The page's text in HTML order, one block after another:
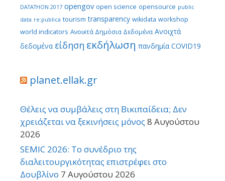
DATATHON 2017 opengov open science opensource public
data re:publica tourism transparency wikidata workshop
world indicators Ανοικτά Δημόσια Δεδομένα Ανοιχτά
δεδομένα είδηση εκδήλωση πανδημία COVID19
planet.ellak.gr
Θέλεις να συμβάλεις στη Βικιπαίδεια; Δεν
χρειάζεται να ξεκινήσεις μόνος 8 Αυγούστου
2026
SEMIC 2026: Το συνέδριο της
διαλειτουργικότητας επιστρέφει στο
Δουβλίνο 7 Αυγούστου 2026